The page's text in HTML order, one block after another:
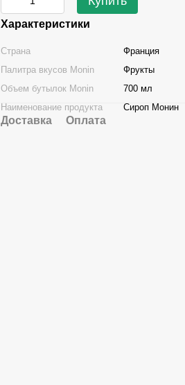
Характеристики
Страна
Франция
Палитра вкусов Monin
Фрукты
Объем бутылок Monin
700 мл
Наименование продукта
Сироп Монин
Доставка Оплата